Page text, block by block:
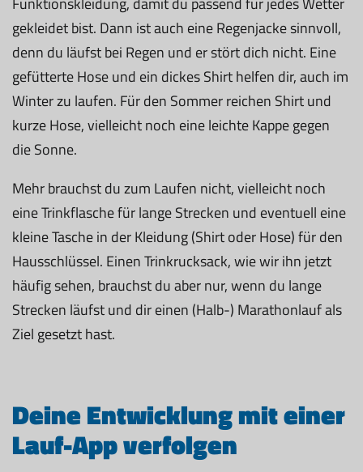
gekleidet bist. Dann ist auch eine Regenjacke sinnvoll,
denn du läufst bei Regen und er stört dich nicht. Eine
gefütterte Hose und ein dickes Shirt helfen dir, auch im
Winter zu laufen. Für den Sommer reichen Shirt und
kurze Hose, vielleicht noch eine leichte Kappe gegen
die Sonne.
Mehr brauchst du zum Laufen nicht, vielleicht noch
eine Trinkflasche für lange Strecken und eventuell eine
kleine Tasche in der Kleidung (Shirt oder Hose) für den
Hausschlüssel. Einen Trinkrucksack, wie wir ihn jetzt
häufig sehen, brauchst du aber nur, wenn du lange
Strecken läufst und dir einen (Halb-) Marathonlauf als
Ziel gesetzt hast.
Deine Entwicklung mit einer
Lauf-App verfolgen